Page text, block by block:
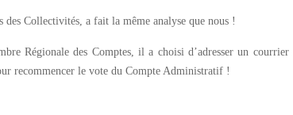
Collectivités, a fait la même analyse que nous !
Régionale des Comptes, il a choisi d’adresser un
recommencer le vote du Compte Administratif !